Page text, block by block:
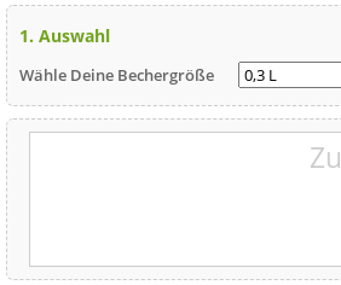
1. Auswahl
Wähle Deine Bechergröße